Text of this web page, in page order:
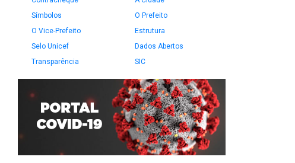
Símbolos
O Prefeito
O Vice-Prefeito
Estrutura
Selo Unicef
Dados Abertos
Transparência
SIC